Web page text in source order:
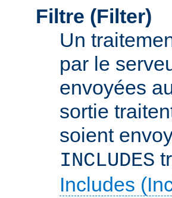
Filtre (Filter)
Un
par le
envoyées
sortie
soient
INCLUDES
Includes